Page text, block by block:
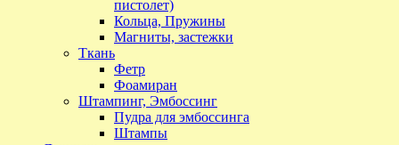
пистолет)
Кольца, Пружины
Магниты, застежки
Ткань
Фетр
Фоамиран
Штампинг, Эмбоссинг
Пудра для эмбоссинга
Штампы